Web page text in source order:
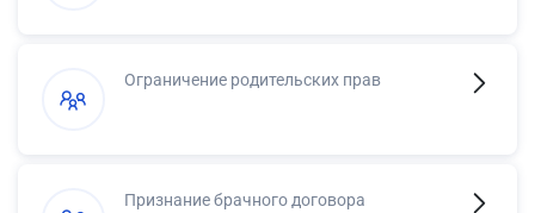
Ограничение родительских прав
Признание брачного договора